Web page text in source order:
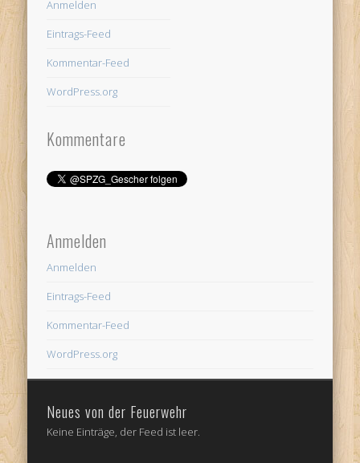
Anmelden
Eintrags-Feed
Kommentar-Feed
WordPress.org
Kommentare
Anmelden
Anmelden
Eintrags-Feed
Kommentar-Feed
WordPress.org
Neues von der Feuerwehr
Keine Einträge, der Feed ist leer.